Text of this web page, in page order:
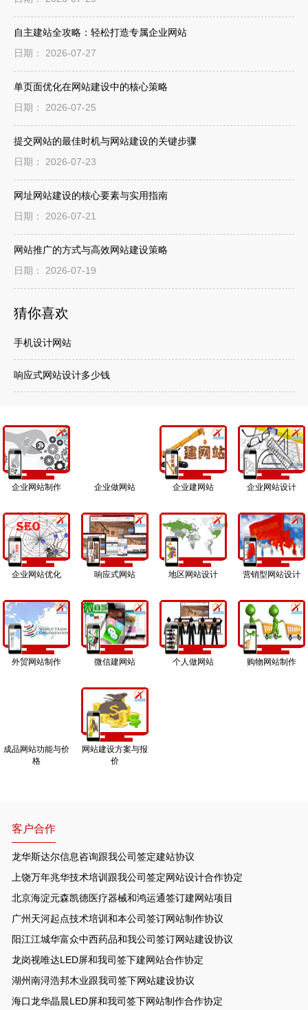
自主建站全攻略：轻松打造专属企业网站
日期： 2026-07-27
单页面优化在网站建设中的核心策略
日期： 2026-07-25
提交网站的最佳时机与网站建设的关键步骤
日期： 2026-07-23
网址网站建设的核心要素与实用指南
日期： 2026-07-21
网站推广的方式与高效网站建设策略
日期： 2026-07-19
猜你喜欢
手机设计网站
响应式网站设计多少钱
企业网站制作 企业做网站 企业建网站 企业网站设计
企业网站优化 响应式网站 地区网站设计 营销型网站设计
外贸网站制作 微信建网站 个人做网站 购物网站制作
成品网站功能与价
格
网站建设方案与报
价
客户合作
龙华斯达尔信息咨询跟我公司签定建站协议
上饶万年兆华技术培训跟我公司签定网站设计合作协定
北京海淀元森凯德医疗器械和鸿运通签订建网站项目
广州天河起点技术培训和本公司签订网站制作协议
阳江江城华富众中西药品和我公司签订网站建设协议
龙岗视唯达LED屏和我司签下建网站合作协定
湖州南浔浩邦木业跟我司签下网站建设协议
海口龙华晶晨LED屏和我司签下网站制作合作协定